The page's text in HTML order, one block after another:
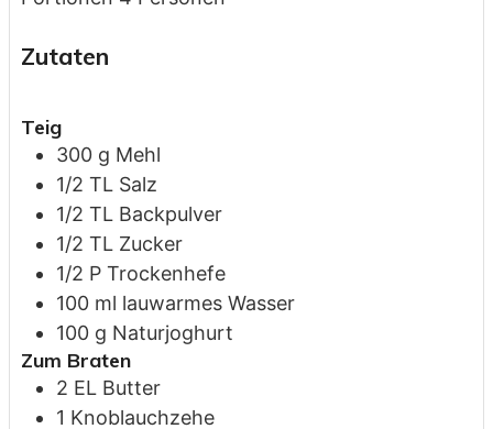
Zutaten
Teig
300 g Mehl
1/2 TL Salz
1/2 TL Backpulver
1/2 TL Zucker
1/2 P Trockenhefe
100 ml lauwarmes Wasser
100 g Naturjoghurt
Zum Braten
2 EL Butter
1 Knoblauchzehe